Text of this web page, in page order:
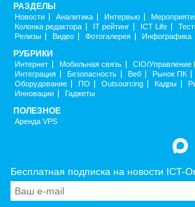
РАЗДЕЛЫ
Новости Аналитика Интервью
Колонка редактора
IT рейтинг ICT Life
Релизы
Видео Фотогалерея Инфографика
РУБРИКИ
Интернет Мобильная связь CIO/Управление
Интеграция
Безопасность Веб Рынок ПК
Оборудование
ПО Outsourcing Кадры
Инновации
Гаджеты
ПОЛЕЗНОЕ
Аренда VPS
Бесплатная подписка на новости ICT-